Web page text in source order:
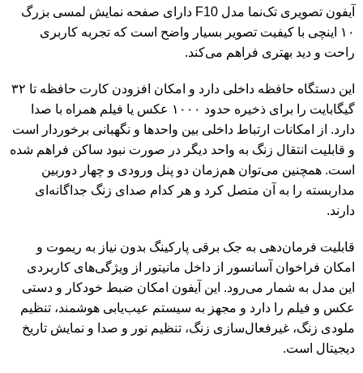
آیفون تصویری تک‌نما مدل F10 دارای صفحه نمایش لمسی بزرگ
۱۰ اینچی با کیفیت تصویر بسیار واضح است که تجربه کاربری
راحت و دید بهتری فراهم می‌کند.
این دستگاه حافظه داخلی دارد و امکان افزودن کارت حافظه تا ۳۲
گیگابایت را برای ذخیره حدود ۱۰۰۰ عکس یا فیلم همراه با صدا
دارد. از امکانات ارتباط داخلی بین واحدها و نگهبانی برخوردار است
و قابلیت انتقال زنگ به واحد دیگر در صورت نبود ساکن فراهم شده
است. همچنین می‌توان هم‌زمان دو پنل ورودی و چهار دوربین
مداربسته را به آن متصل کرد و هر کدام صدای زنگ جداگانه‌ای
دارند.
قابلیت فرمان‌دهی به جک برقی پارکینگ بدون نیاز به ریموت و
امکان فراخوان آسانسور از داخل مانیتور از ویژگی‌های کاربردی
این مدل به شمار می‌رود. این آیفون امکان ضبط خودکار و دستی
عکس و فیلم را دارد و مجهز به سیستم عیب‌یابی هوشمند، تنظیم
ملودی زنگ، غیرفعال‌سازی زنگ، تنظیم نور و صدا و نمایش تاریخ
دیجیتال است.